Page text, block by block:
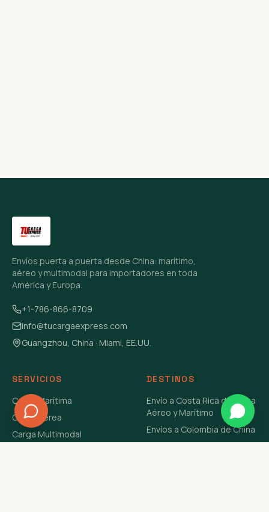
Envíos puerta a puerta desde China: marítimo,
aéreo y multimodal para importadores en toda
América y Europa.
+1-786-866-8709
info@tucargaexpress.com
Guangzhou, China · Miami, EE.UU.
SERVICIOS
Carga Marítima
Carga Aérea
Carga Multimodal
DESTINOS
Envío a Costa Rica de China
Aéreo y Marítimo
Envíos a Colombia de China